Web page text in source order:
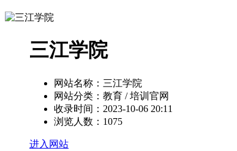
三江学院
网站名称： 三江学院
网站分类： 教育 / 培训官网
收录时间： 2023-10-06 20:11
浏览人数： 1075
进入网站